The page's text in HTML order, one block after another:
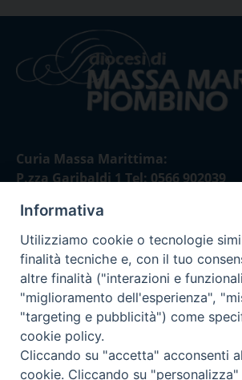
Curia Massa Marittima:
P.zza Garibaldi 1 Tel: 0566 902039
Curia Piombino:
Via Don Minzoni,58/A Tel e Fax:
E-mail:
curia@diocesimassamarittima.it
Informativa
Utilizziamo cookie o tecnologie
finalità tecniche e, con il tuo
altre finalità ("interazioni e
"miglioramento dell'esperienza",
"targeting e pubblicità") come
cookie policy.
Cliccando su "accetta" acconsenti
cookie. Cliccando su